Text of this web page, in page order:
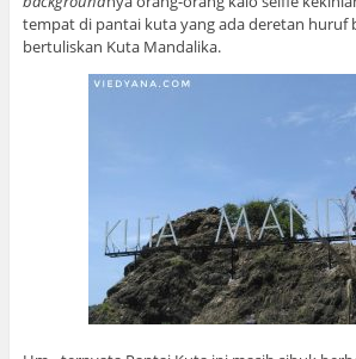
tempat di pantai kuta yang ada deretan huruf
bertuliskan Kuta Mandalika.